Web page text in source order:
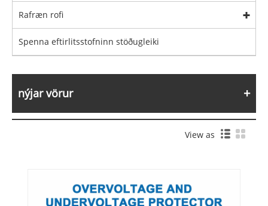
Rafræn rofi
Spenna eftirlitsstofninn stöðugleiki
nýjar vörur
View as